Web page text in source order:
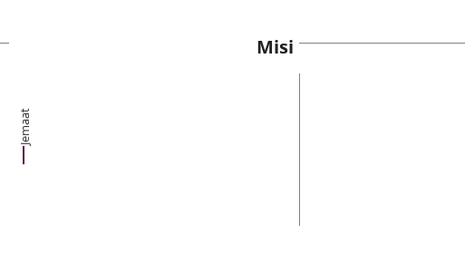
Jemaat
Misi